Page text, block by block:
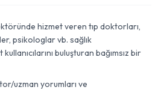
hizmet veren tıp doktorları,
psikologlar vb. sağlık
buluşturan bağımsız bir
uzman yorumları ve